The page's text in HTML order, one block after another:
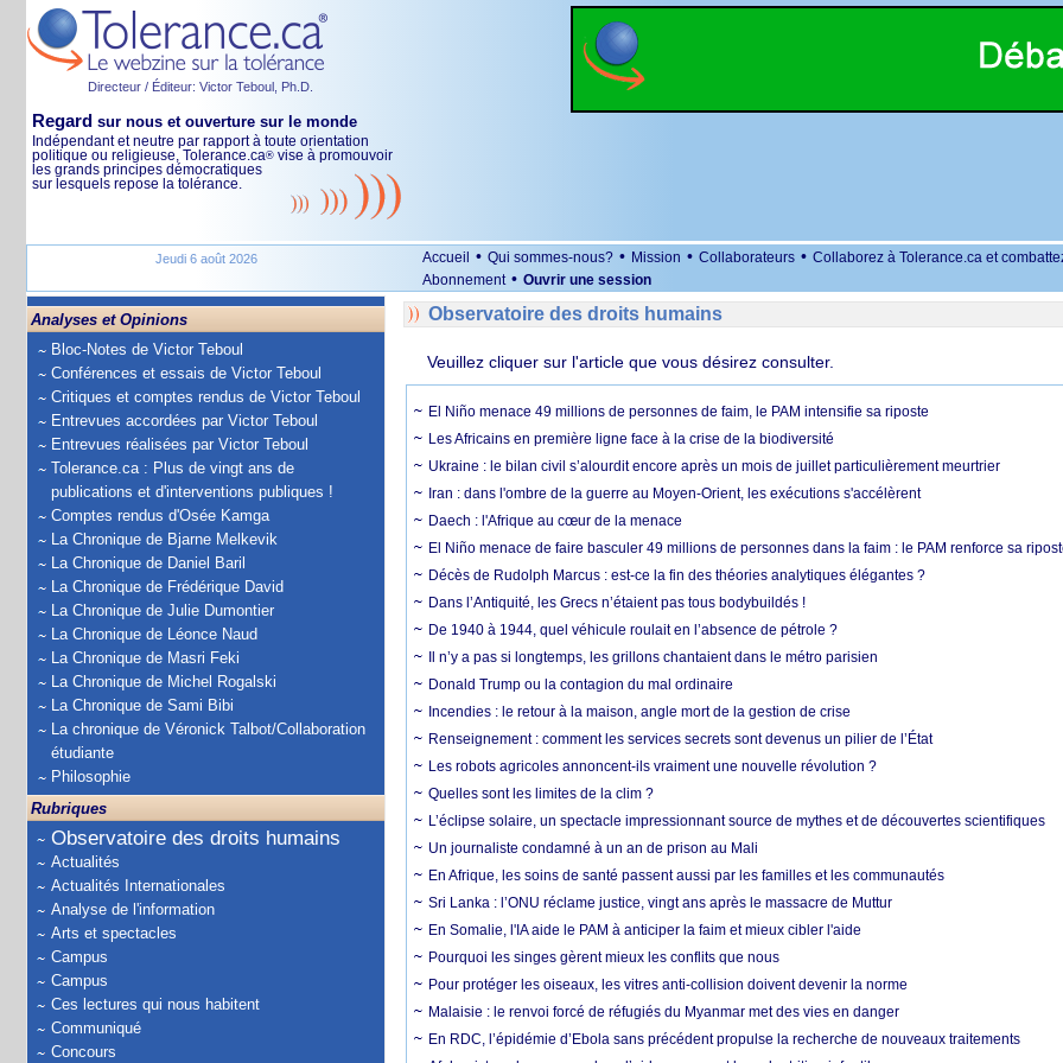
Directeur / Éditeur: Victor Teboul, Ph.D.
Regard sur nous et ouverture sur le monde
Indépendant et neutre par rapport à toute orientation
politique ou religieuse, Tolerance.ca® vise à promouvoir
les grands principes démocratiques
sur lesquels repose la tolérance.
Jeudi 6 août 2026 Accueil • Qui sommes-nous? • Mission • Collaborateurs • Collaborez à Tolerance.ca et
Abonnement • Ouvrir une session
Analyses et Opinions
Bloc-Notes de Victor Teboul
Conférences et essais de Victor Teboul
Critiques et comptes rendus de Victor Teboul
Entrevues accordées par Victor Teboul
Entrevues réalisées par Victor Teboul
Tolerance.ca : Plus de vingt ans de
publications et d'interventions publiques !
Comptes rendus d'Osée Kamga
La Chronique de Bjarne Melkevik
La Chronique de Daniel Baril
La Chronique de Frédérique David
La Chronique de Julie Dumontier
La Chronique de Léonce Naud
La Chronique de Masri Feki
La Chronique de Michel Rogalski
La Chronique de Sami Bibi
La chronique de Véronick Talbot/Collaboration
étudiante
Philosophie
Rubriques
Observatoire des droits humains
Actualités
Actualités Internationales
Analyse de l'information
Arts et spectacles
Campus
Campus
Ces lectures qui nous habitent
Communiqué
Concours
Observatoire des droits humains
Veuillez cliquer sur l'article que vous désirez consulter.
El Niño menace 49 millions de personnes de faim, le PAM intensifie sa riposte
Les Africains en première ligne face à la crise de la biodiversité
Ukraine : le bilan civil s’alourdit encore après un mois de juillet particulièrement meurtrier
Iran : dans l'ombre de la guerre au Moyen-Orient, les exécutions s'accélèrent
Daech : l'Afrique au cœur de la menace
El Niño menace de faire basculer 49 millions de personnes dans la faim : le PAM renforce sa
Décès de Rudolph Marcus : est-ce la fin des théories analytiques élégantes ?
Dans l’Antiquité, les Grecs n’étaient pas tous bodybuildés !
De 1940 à 1944, quel véhicule roulait en l’absence de pétrole ?
Il n’y a pas si longtemps, les grillons chantaient dans le métro parisien
Donald Trump ou la contagion du mal ordinaire
Incendies : le retour à la maison, angle mort de la gestion de crise
Renseignement : comment les services secrets sont devenus un pilier de l’État
Les robots agricoles annoncent-ils vraiment une nouvelle révolution ?
Quelles sont les limites de la clim ?
L’éclipse solaire, un spectacle impressionnant source de mythes et de découvertes scientifiques
Un journaliste condamné à un an de prison au Mali
En Afrique, les soins de santé passent aussi par les familles et les communautés
Sri Lanka : l’ONU réclame justice, vingt ans après le massacre de Muttur
En Somalie, l'IA aide le PAM à anticiper la faim et mieux cibler l'aide
Pourquoi les singes gèrent mieux les conflits que nous
Pour protéger les oiseaux, les vitres anti-collision doivent devenir la norme
Malaisie : le renvoi forcé de réfugiés du Myanmar met des vies en danger
En RDC, l’épidémie d’Ebola sans précédent propulse la recherche de nouveaux traitements